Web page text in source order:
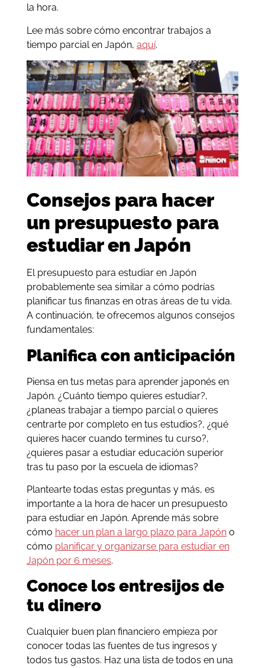
la hora.
Lee más sobre cómo encontrar trabajos a
tiempo parcial en Japón, aquí.
Consejos para hacer
un presupuesto para
estudiar en Japón
El presupuesto para estudiar en Japón
probablemente sea similar a cómo podrías
planificar tus finanzas en otras áreas de tu vida.
A continuación, te ofrecemos algunos consejos
fundamentales:
Planifica con anticipación
Piensa en tus metas para aprender japonés en
Japón. ¿Cuánto tiempo quieres estudiar?,
¿planeas trabajar a tiempo parcial o quieres
centrarte por completo en tus estudios?, ¿qué
quieres hacer cuando termines tu curso?,
¿quieres pasar a estudiar educación superior
tras tu paso por la escuela de idiomas?
Plantearte todas estas preguntas y más, es
importante a la hora de hacer un presupuesto
para estudiar en Japón. Aprende más sobre
cómo hacer un plan a largo plazo para Japóno
cómo planificar y organizarse para estudiar en
Japón por 6 meses.
Conoce los entresijos de
tu dinero
Cualquier buen plan financiero empieza por
conocer todas las fuentes de tus ingresos y
todos tus gastos. Haz una lista de todos en una